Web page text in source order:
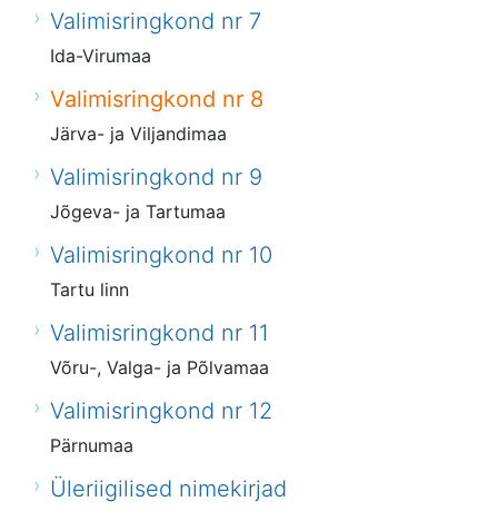
Valimisringkond nr 7
Ida-Virumaa
Valimisringkond nr 8
Järva- ja Viljandimaa
Valimisringkond nr 9
Jõgeva- ja Tartumaa
Valimisringkond nr 10
Tartu linn
Valimisringkond nr 11
Võru-, Valga- ja Põlvamaa
Valimisringkond nr 12
Pärnumaa
Üleriigilised nimekirjad